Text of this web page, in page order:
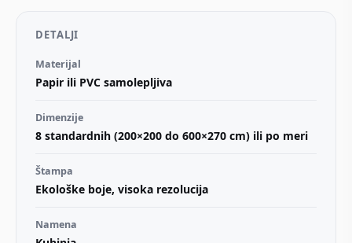
DETALJI
Materijal
Papir ili PVC samolepljiva
Dimenzije
8 standardnih (200×200 do 600×270 cm) ili po meri
Štampa
Ekološke boje, visoka rezolucija
Namena